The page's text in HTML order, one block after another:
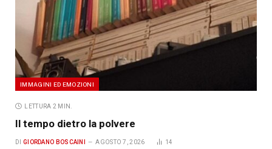
IMMAGINI ED EMOZIONI
LETTURA 2 MIN.
Il tempo dietro la polvere
DI GIORDANO BOSCAINI AGOSTO 7, 2026 14